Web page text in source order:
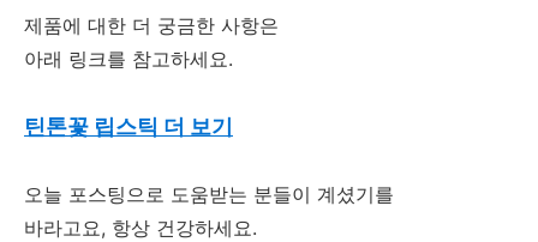
제품에 대한 더 궁금한 사항은
아래 링크를 참고하세요.
틴톤꽃 립스틱 더 보기
오늘 포스팅으로 도움받는 분들이 계셨기를
바라고요, 항상 건강하세요.